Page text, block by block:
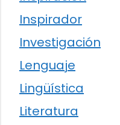
Inspirador
Investigación
Lenguaje
Lingüística
Literatura